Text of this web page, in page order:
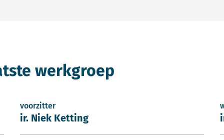
werkgroep
voorzitter
ir. Niek Ketting